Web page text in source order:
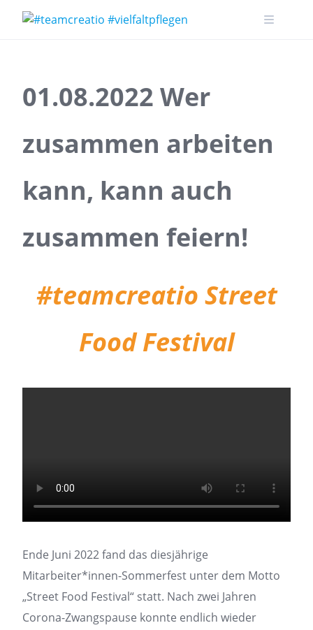
01.08.2022 Wer
zusammen arbeiten
kann, kann auch
zusammen feiern!
#teamcreatio Street
Food Festival
Ende Juni 2022 fand das diesjährige
Mitarbeiter*innen-Sommerfest unter dem Motto
„Street Food Festival“ statt. Nach zwei Jahren
Corona-Zwangspause konnte endlich wieder